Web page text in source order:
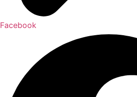
Facebook